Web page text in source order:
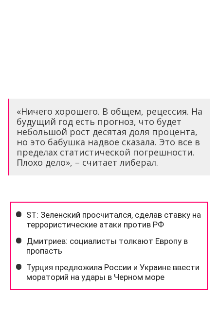
«Ничего хорошего. В общем, рецессия. На
будущий год есть прогноз, что будет
небольшой рост десятая доля процента,
но это бабушка надвое сказала. Это все в
пределах статистической погрешности.
Плохо дело», – считает либерал.